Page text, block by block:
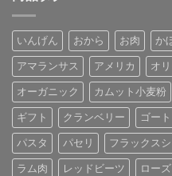
いんげん おから お肉 か
アマランサス アメリカ オ
オーガニック カムット小麦粉
ギフト クランベリー ゴー
パスタ パセリ フラックス
ラム肉 レッドビーツ ロー